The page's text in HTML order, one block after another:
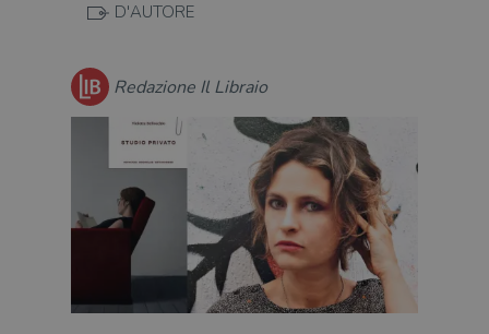
D'AUTORE
Redazione Il Libraio